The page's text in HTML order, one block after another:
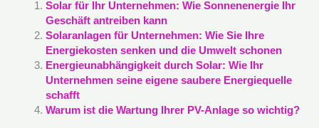
Solar für Ihr Unternehmen: Wie Sonnenenergie Ihr
Geschäft antreiben kann
Solaranlagen für Unternehmen: Wie Sie Ihre
Energiekosten senken und die Umwelt schonen
Energieunabhängigkeit durch Solar: Wie Ihr
Unternehmen seine eigene saubere Energiequelle
schafft
Warum ist die Wartung Ihrer PV-Anlage so wichtig?